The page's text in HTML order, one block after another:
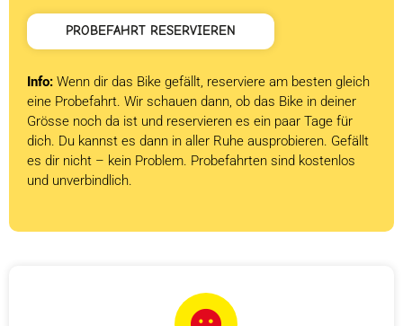
PROBEFAHRT RESERVIEREN
Info: Wenn dir das Bike gefällt, reserviere am besten gleich
eine Probefahrt. Wir schauen dann, ob das Bike in deiner
Grösse noch da ist und reservieren es ein paar Tage für
dich. Du kannst es dann in aller Ruhe ausprobieren. Gefällt
es dir nicht – kein Problem. Probefahrten sind kostenlos
und unverbindlich.